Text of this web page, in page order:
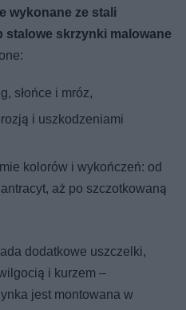
wykonane ze stali
stalowe skrzynki malowane
słońce i mróz,
i uszkodzeniami
kolorów i wykończeń: od
aż po szczotkowaną
dodatkowe uszczelki,
i kurzem –
jest montowana w